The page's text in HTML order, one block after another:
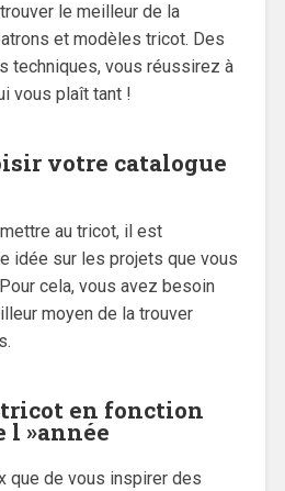
le meilleur de la
et modèles tricot. Des
techniques, vous réussirez à
vous plaît tant !
votre catalogue
au tricot, il est
idée sur les projets que vous
cela, vous avez besoin
moyen de la trouver
en fonction
l »année
que de vous inspirer des